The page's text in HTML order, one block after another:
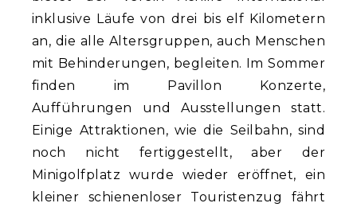
inklusive Läufe von drei bis elf Kilometern
an, die alle Altersgruppen, auch Menschen
mit Behinderungen, begleiten. Im Sommer
finden im Pavillon Konzerte,
Aufführungen und Ausstellungen statt.
Einige Attraktionen, wie die Seilbahn, sind
noch nicht fertiggestellt, aber der
Minigolfplatz wurde wieder eröffnet, ein
kleiner schienenloser Touristenzug fährt